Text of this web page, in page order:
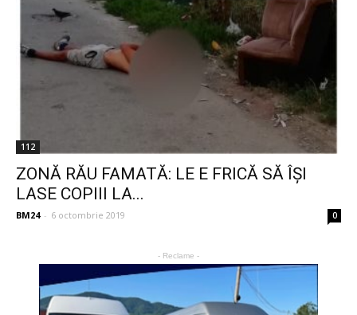
112
ZONĂ RĂU FAMATĂ: LE E FRICĂ SĂ ÎȘI
LASE COPIII LA...
BM24 - 6 octombrie 2019 0
- Reclame -